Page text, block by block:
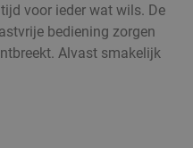
voor ieder wat wils. De
bediening zorgen
Alvast smakelijk